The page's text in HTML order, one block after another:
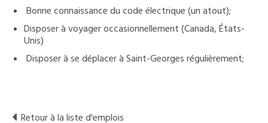
Bonne connaissance du code électrique (un atout);
Disposer à voyager occasionnellement (Canada, États-
Unis)
Disposer à se déplacer à Saint-Georges régulièrement;
Retour à la liste d'emplois